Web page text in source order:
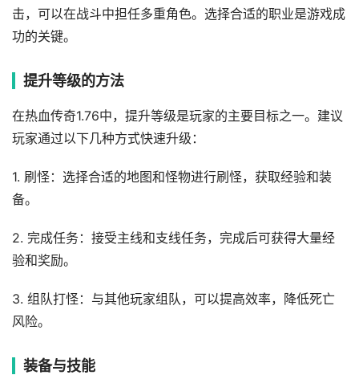
击，可以在战斗中担任多重角色。选择合适的职业是游戏成
功的关键。
提升等级的方法
在热血传奇1.76中，提升等级是玩家的主要目标之一。建议
玩家通过以下几种方式快速升级：
1. 刷怪：选择合适的地图和怪物进行刷怪，获取经验和装
备。
2. 完成任务：接受主线和支线任务，完成后可获得大量经
验和奖励。
3. 组队打怪：与其他玩家组队，可以提高效率，降低死亡
风险。
装备与技能